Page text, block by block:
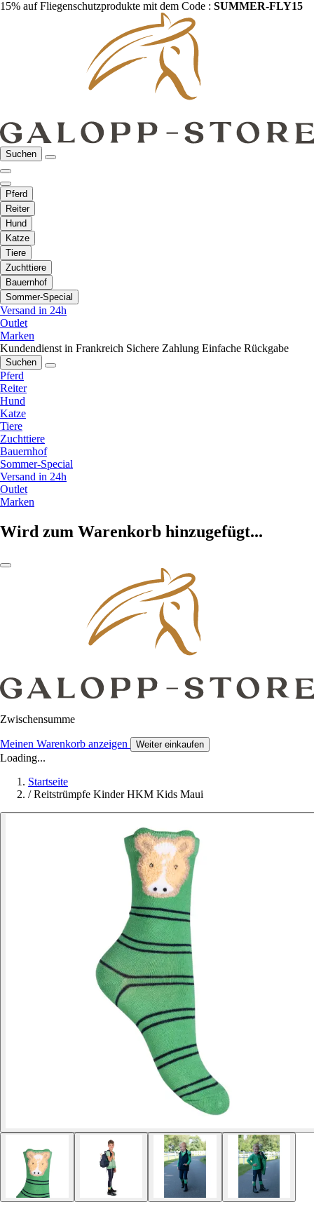
15% auf Fliegenschutzprodukte mit dem Code : SUMMER-FLY15
Suchen
Pferd
Reiter
Hund
Katze
Tiere
Zuchttiere
Bauernhof
Sommer-Special
Versand in 24h
Outlet
Marken
Kundendienst in Frankreich Sichere Zahlung Einfache Rückgabe
Suchen
Pferd
Reiter
Hund
Katze
Tiere
Zuchttiere
Bauernhof
Sommer-Special
Versand in 24h
Outlet
Marken
Wird zum Warenkorb hinzugefügt...
Zwischensumme
Meinen Warenkorb anzeigen Weiter einkaufen
Loading...
Startseite
/ Reitstrümpfe Kinder HKM Kids Maui